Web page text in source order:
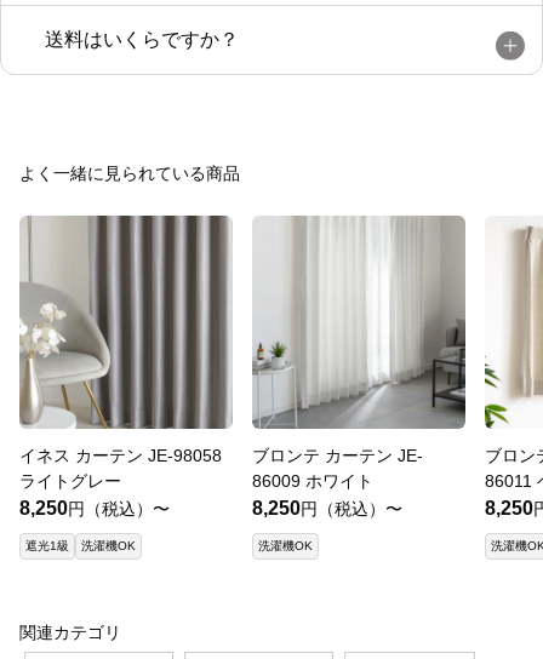
送料はいくらですか？
よく一緒に見られている商品
イネス カーテン JE-98058
ライトグレー
8,250円（税込）〜
遮光1級 洗濯機OK
ブロンテ カーテン JE-
86009 ホワイト
8,250円（税込）〜
洗濯機OK
ブロン
86011
8,250
洗濯機
関連カテゴリ